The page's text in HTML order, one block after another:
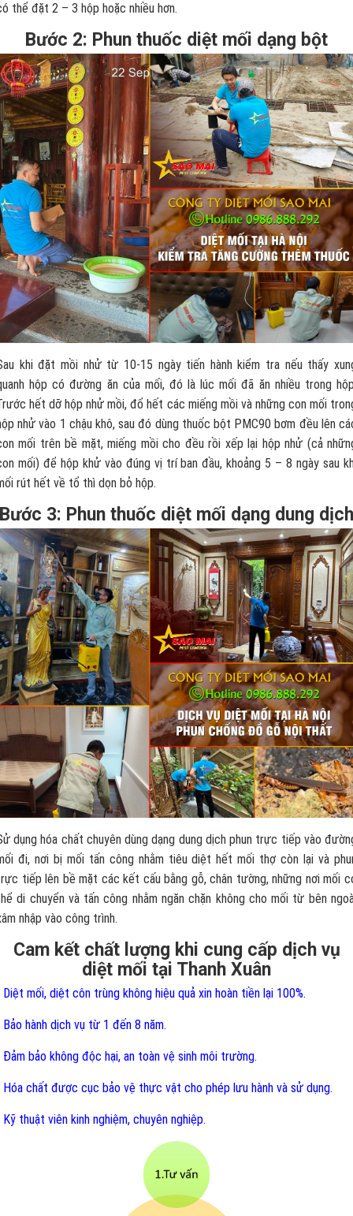
thể đặt 2 – 3 hộp hoặc nhiều hơn.
Bước 2: Phun thuốc diệt mối dạng bột
khi đặt mồi nhử từ 10-15 ngày tiến hành kiểm tra nếu thấy
hộp có đường ăn của mối, đó là lúc mối đã ăn nhiều trong
hết dỡ hộp nhử mồi, đổ hết các miếng mồi và những con mối
nhử vào 1 chậu khô, sau đó dùng thuốc bột PMC90 bơm đều lên
mối trên bề mặt, miếng mồi cho đều rồi xếp lại hộp nhử (cả
mối) để hộp khử vào đúng vị trí ban đầu, khoảng 5 – 8 ngày sau
rút hết về tổ thì dọn bỏ hộp.
Bước 3: Phun thuốc diệt mối dạng dung dịch
dụng hóa chất chuyên dùng dạng dung dịch phun trực tiếp vào
đi, nơi bị mối tấn công nhằm tiêu diệt hết mối thợ còn lại và
tiếp lên bề mặt các kết cấu bằng gỗ, chân tường, những nơi mối
di chuyển và tấn công nhằm ngăn chặn không cho mối từ bên
nhập vào công trình.
Cam kết chất lượng khi cung cấp dịch vụ
diệt mối tại Thanh Xuân
Diệt mối, diệt côn trùng không hiệu quả xin hoàn tiền lại 100%.
Bảo hành dịch vụ từ 1 đến 8 năm.
Đảm bảo không độc hại, an toàn vệ sinh môi trường.
Hóa chất được cục bảo vệ thực vật cho phép lưu hành và sử dụng.
Kỹ thuật viên kinh nghiệm, chuyên nghiệp.